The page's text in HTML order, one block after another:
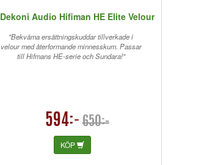
Dekoni Audio Hifiman HE Elite Velour
"Bekväma ersättningskuddar tillverkade i
velour med återformande minnesskum. Passar
till Hifmans HE-serie och Sundara!"
594:- 650:-
KÖP